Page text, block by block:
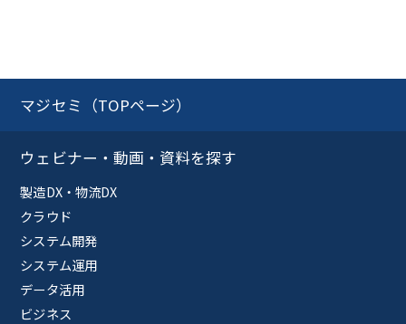
マジセミ（TOPページ）
ウェビナー・動画・資料を探す
製造DX・物流DX
クラウド
システム開発
システム運用
データ活用
ビジネス